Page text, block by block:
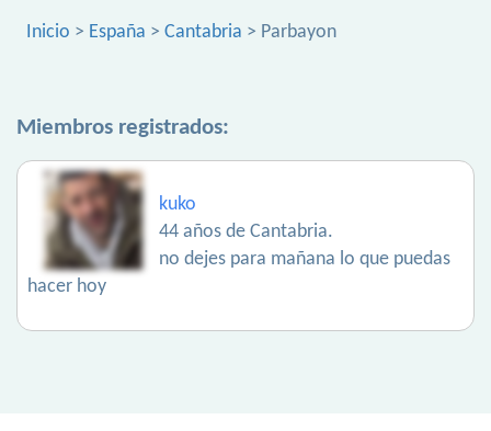
Inicio > España > Cantabria > Parbayon
Miembros registrados:
kuko
44 años de Cantabria.
no dejes para mañana lo que puedas
hacer hoy